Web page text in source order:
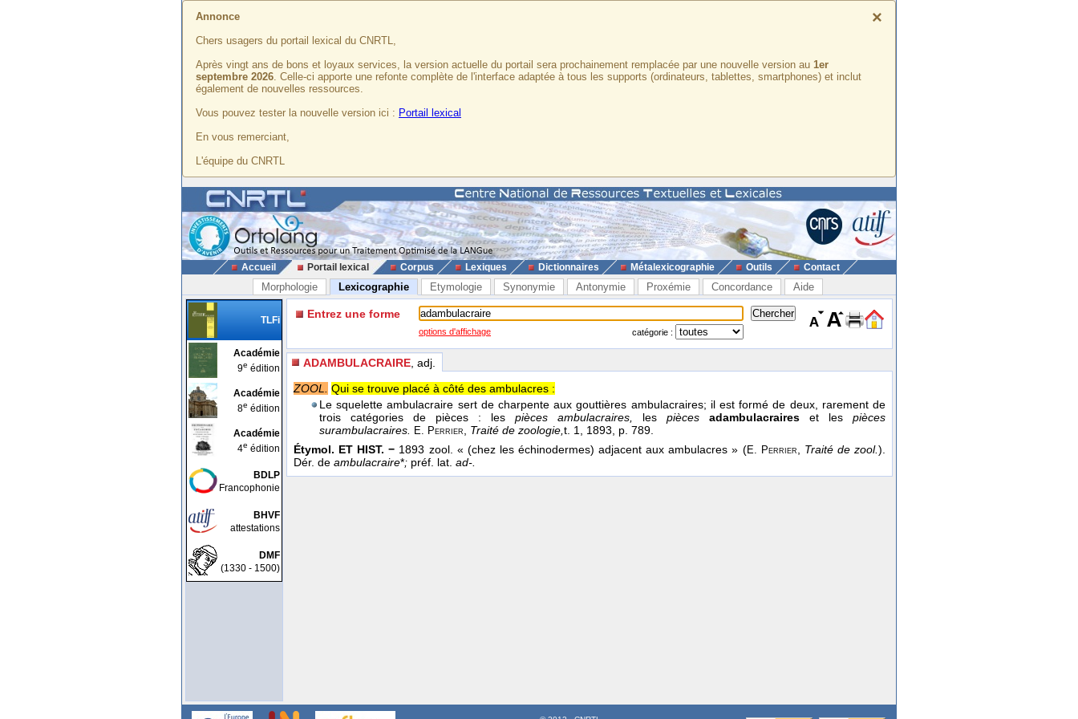
×
Annonce
Chers usagers du portail lexical du CNRTL,
Après vingt ans de bons et loyaux services, la version actuelle du portail sera prochainement remplacée par une nouvelle version au 1er
septembre 2026. Celle-ci apporte une refonte complète de l'interface adaptée à tous les supports (ordinateurs, tablettes, smartphones) et inclut
également de nouvelles ressources.
Vous pouvez tester la nouvelle version ici : Portail lexical
En vous remerciant,
L'équipe du CNRTL
Accueil Portail lexical Corpus Lexiques Dictionnaires Métalexicographie Outils Contact
Morphologie Lexicographie Etymologie Synonymie Antonymie Proxémie Concordance Aide
TLFi
Académie
9e édition
Académie
8e édition
Académie
4e édition
BDLP
Francophonie
BHVF
attestations
DMF
(1330 - 1500)
Entrez une forme
options d'affichage catégorie :
ADAMBULACRAIRE , adj.
ZOOL. Qui se trouve placé à côté des ambulacres :
Le squelette ambulacraire sert de charpente aux gouttières ambulacraires; il est formé de deux, rarement de
trois catégories de pièces : les pièces ambulacraires, les pièces adambulacraires et les pièces
surambulacraires. E. Perrier, Traité de zoologie,t. 1, 1893, p. 789.
Étymol. ET HIST. − 1893 zool. « (chez les échinodermes) adjacent aux ambulacres » (E. Perrier, Traité de zool.).
Dér. de ambulacraire*; préf. lat. ad-.